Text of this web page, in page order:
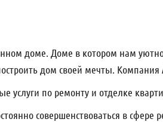
доме. Доме в котором нам
дом своей мечты. Компания
услуги по ремонту и отделке
совершенствоваться в